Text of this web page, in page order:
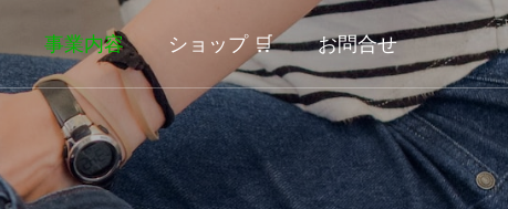
事業内容 ショップ 🛒 お問合せ